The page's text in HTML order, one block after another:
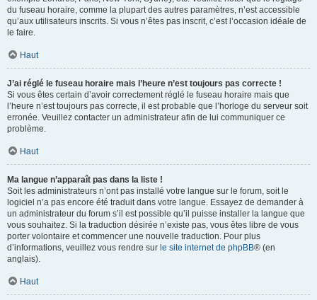
du fuseau horaire, comme la plupart des autres paramètres, n’est accessible
qu’aux utilisateurs inscrits. Si vous n’êtes pas inscrit, c’est l’occasion idéale de
le faire.
Haut
J’ai réglé le fuseau horaire mais l’heure n’est toujours pas correcte !
Si vous êtes certain d’avoir correctement réglé le fuseau horaire mais que
l’heure n’est toujours pas correcte, il est probable que l’horloge du serveur soit
erronée. Veuillez contacter un administrateur afin de lui communiquer ce
problème.
Haut
Ma langue n’apparaît pas dans la liste !
Soit les administrateurs n’ont pas installé votre langue sur le forum, soit le
logiciel n’a pas encore été traduit dans votre langue. Essayez de demander à
un administrateur du forum s’il est possible qu’il puisse installer la langue que
vous souhaitez. Si la traduction désirée n’existe pas, vous êtes libre de vous
porter volontaire et commencer une nouvelle traduction. Pour plus
d’informations, veuillez vous rendre sur le site internet de phpBB® (en
anglais).
Haut